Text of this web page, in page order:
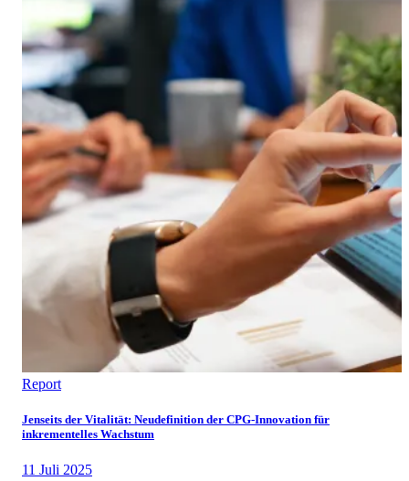
Report
Jenseits der Vitalität: Neudefinition der CPG-Innovation für
inkrementelles Wachstum
11 Juli 2025